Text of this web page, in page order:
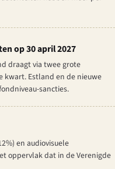
op 30 april 2027
draagt via twee grote
kwart. Estland en de nieuwe
sancties.
en audiovisuele
oppervlak dat in de Verenigde